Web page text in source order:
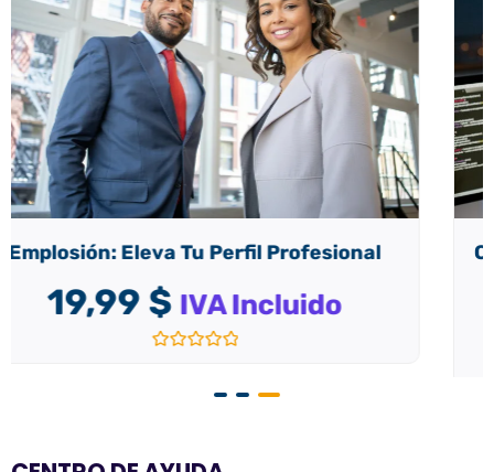
CiberSquad: Protege tu negocio de
19,99$
con